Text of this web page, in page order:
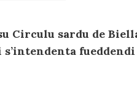
Circulu sardu de